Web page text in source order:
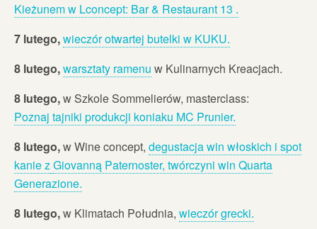
Kieżunem w Lconcept: Bar & Restaurant 13 .
7 lutego,wieczór otwartej butelki w KUKU.
8 lutego,warsztaty ramenu w Kulinarnych Kreacjach.
8 lutego,w Szkole Sommelierów, masterclass:
Poznaj tajniki produkcji koniaku MC Prunier.
8 lutego,w Wine concept, degustacja win włoskich i spot
kanie zGiovanną Paternoster, twórczyni win Quarta
Generazione.
8 lutego,w Klimatach Południa, wieczór grecki.